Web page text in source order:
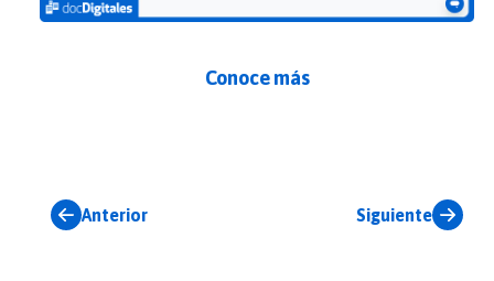
Conoce más
Anterior Siguiente